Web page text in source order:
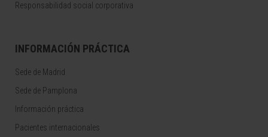
Responsabilidad social corporativa
INFORMACIÓN PRÁCTICA
Sede de Madrid
Sede de Pamplona
Información práctica
Pacientes internacionales